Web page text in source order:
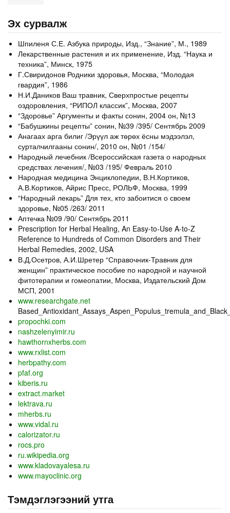
Эх сурвалж
Шпиленя С.Е. Азбука природы, Изд., “Знание”, М., 1989
Лекарственные растения и их применение, Изд. “Наука и
техника”, Минск, 1975
Г.Свиридонов Родники здоровья, Москва, “Молодая
гвардия”, 1986
Н.И.Даников Ваш травник, Сверхпростые рецепты
оздоровления, “РИПОЛ классик”, Москва, 2007
“Здоровье” Аргументы и факты сонин, 2004 он, №13
“Бабушкины рецепты” сонин, №39 /395/ Сентябрь 2009
Анагаах арга билиг /Эрүүл аж төрөх ёсны мэдээлэл,
сурталчилгааны сонин/, 2010 он, №01 /154/
Народный лечебник /Всероссийская газета о народных
средствах лечения/, №03 /195/ Февраль 2010
Народная медицина Энциклопедии, В.Н.Кортиков,
А.В.Кортиков, Айрис Пресс, РОЛЬФ, Москва, 1999
“Народный лекарь” Для тех, кто забоитися о своем
здоровье, №05 /263/ 2011
Аптечка №09 /90/ Сентябрь 2011
Prescription for Herbal Healing, An Easy-to-Use A-to-Z
Reference to Hundreds of Common Disorders and Their
Herbal Remedies, 2002, USA
В.Д.Осетров, А.И.Шретер “Справочник-Травник для
женщин” практическое пособие по народной и научной
фитотерапии и гомеопатии, Москва, Издательский Дом
МСП, 2001
www.researchgate.net
propochki.com
nashzelenyimir.ru
hawthornxherbs.com
www.rxlist.com
herbpathy.com
pfaf.org
kiberis.ru
extract.market
lektrava.ru
mherbs.ru
www.vidal.ru
calorizator.ru
rocs.pro
ru.wikipedia.org
www.kladovayalesa.ru
www.mayoclinic.org
Тэмдэглэгээний утга